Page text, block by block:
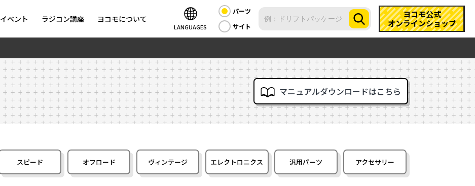
イベント ラジコン講座 ヨコモについて
LANGUAGES
パーツ
サイト
ヨコモ公式
オンラインショップ
マニュアルダウンロードはこちら
スピード オフロード ヴィンテージ エレクトロニクス 汎用パーツ アクセサリー